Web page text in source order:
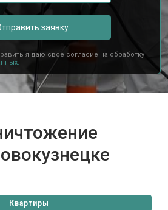
заявку
я даю свое согласие на обработку
Квартиры